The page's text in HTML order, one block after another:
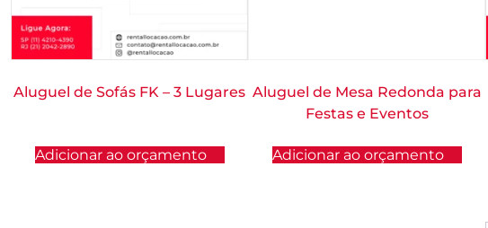
Aluguel de Sofás FK – 3 Lugares
Adicionar ao orçamento
Aluguel de Mesa Redonda para
Festas e Eventos
Adicionar ao orçamento